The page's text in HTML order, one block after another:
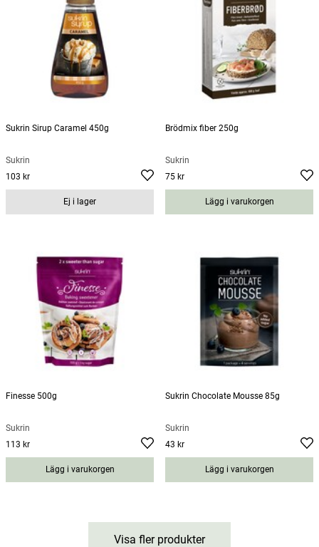
Sukrin Sirup Caramel 450g
Sukrin
Pris:
103 kr
Ej i lager
Brödmix fiber 250g
Sukrin
Pris
75 kr
Lägg i varukorgen
Finesse 500g
Sukrin
Pris:
113 kr
Lägg i varukorgen
Sukrin Chocolate Mousse 85g
Sukrin
Pris
43 kr
Lägg i varukorgen
Visa fler produkter